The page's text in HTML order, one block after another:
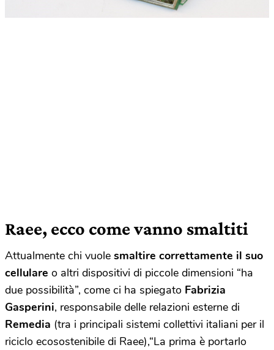
Raee, ecco come vanno smaltiti
Attualmente chi vuole smaltire correttamente il suo
cellulare o altri dispositivi di piccole dimensioni “ha
due possibilità”, come ci ha spiegato Fabrizia
Gasperini, responsabile delle relazioni esterne di
Remedia (tra i principali sistemi collettivi italiani per il
riciclo ecosostenibile di Raee),“La prima è portarlo